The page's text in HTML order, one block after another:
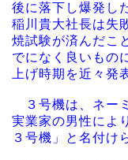
後に落下し爆発し
稲川貴大社長は失
焼試験が済んだこ
でになく良いもの
上げ時期を近々発
３号機は、ネー
実業家の男性によ
３号機」と名付け